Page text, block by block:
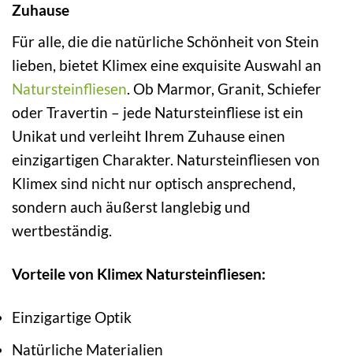
Zuhause
Für alle, die die natürliche Schönheit von Stein
lieben, bietet Klimex eine exquisite Auswahl an
Natursteinfliesen. Ob Marmor, Granit, Schiefer
oder Travertin – jede Natursteinfliese ist ein
Unikat und verleiht Ihrem Zuhause einen
einzigartigen Charakter. Natursteinfliesen von
Klimex sind nicht nur optisch ansprechend,
sondern auch äußerst langlebig und
wertbeständig.
Vorteile von Klimex Natursteinfliesen:
Einzigartige Optik
Natürliche Materialien